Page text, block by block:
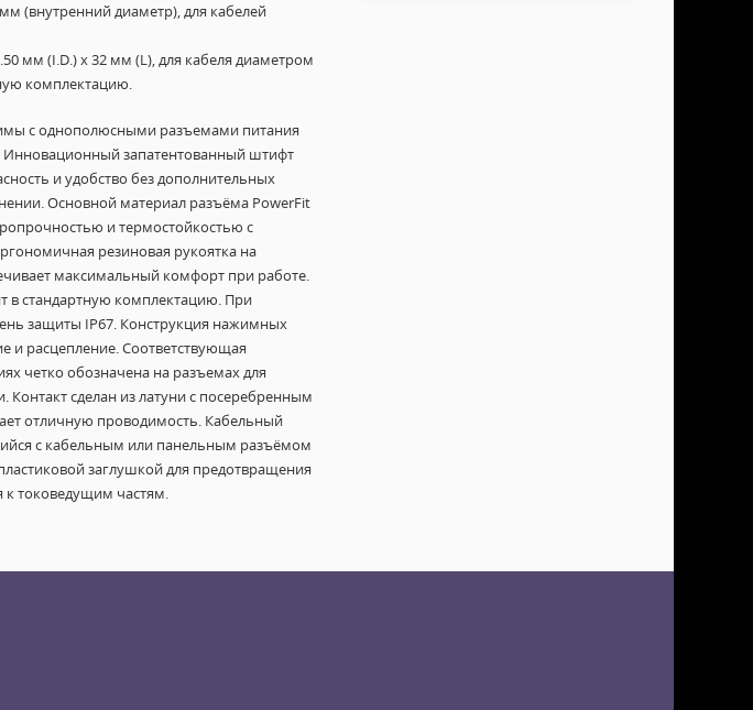
(внутренний диаметр), для кабелей
мм (I.D.) x 32 мм (L), для кабеля диаметром
комплектацию.
с однополюсными разъемами питания
Инновационный запатентованный штифт
и удобство без дополнительных
Основной материал разъёма PowerFit
и термостойкостью с
резиновая рукоятка на
максимальный комфорт при работе.
в стандартную комплектацию. При
защиты IP67. Конструкция нажимных
и расцепление. Соответствующая
четко обозначена на разъемах для
Контакт сделан из латуни с посеребренным
отличную проводимость. Кабельный
с кабельным или панельным разъёмом
заглушкой для предотвращения
к токоведущим частям.